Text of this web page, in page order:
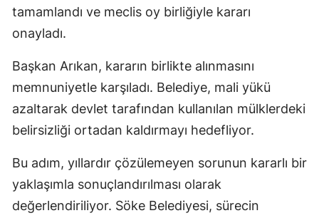
tamamlandı ve meclis oy birliğiyle kararı
onayladı.
Başkan Arıkan, kararın birlikte alınmasını
memnuniyetle karşıladı. Belediye, mali yükü
azaltarak devlet tarafından kullanılan mülklerdeki
belirsizliği ortadan kaldırmayı hedefliyor.
Bu adım, yıllardır çözülemeyen sorunun kararlı bir
yaklaşımla sonuçlandırılması olarak
değerlendiriliyor. Söke Belediyesi, sürecin